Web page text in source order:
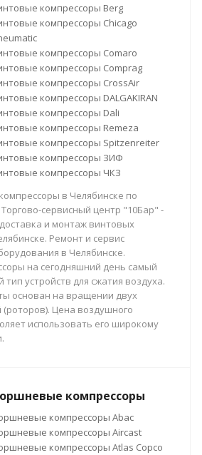
компрессоры Berg
компрессоры Chicago
компрессоры Comaro
компрессоры Comprag
компрессоры CrossAir
компрессоры DALGAKIRAN
компрессоры Dali
компрессоры Remeza
компрессоры Spitzenreiter
компрессоры ЗИФ
компрессоры ЧКЗ
в Челябинске по
сервисный центр "10Бар" -
и монтаж винтовых
Ремонт и сервис
в Челябинске.
на сегодняшний день самый
устройств для сжатия воздуха.
основан на вращении двух
Цена воздушного
использовать его широкому
компрессоры
компрессоры Abac
компрессоры Aircast
компрессоры Atlas Copco